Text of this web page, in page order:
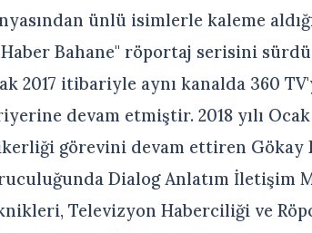
ünlü isimlerle kaleme
Bahane" röportaj serisini
2017 itibariyle aynı kanalda 360
devam etmiştir. 2018 yılı
görevini devam ettiren Gökay
Dialog Anlatım İletişim
Televizyon Haberciliği ve